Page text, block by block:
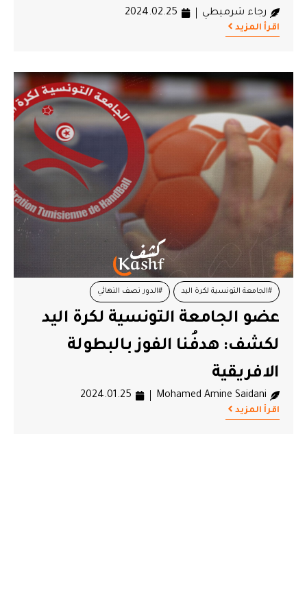
رجاء شرميطي 2024.02.25
اقرأ المزيد
#الجامعة التونسية لكرة اليد #الدور نصف النهائي
#المنتخب المصري لكرة اليد #المنتخب الوطني التونسي لكرة اليد
#كأس افريقيا
عضو الجامعة التونسية لكرة اليد
لكشف: هدفُنا الفوز بالبطولة
الافريقية
Mohamed Amine Saidani
2024.01.25
اقرأ المزيد